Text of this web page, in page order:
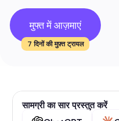
मुफ्त में आज़माएं
7 दिनों की मुफ़्त ट्रायल
सामग्री का सार प्रस्तुत करें